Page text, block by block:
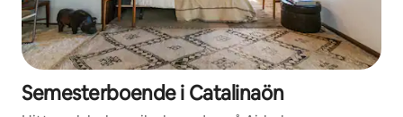
Semesterboende i Catalinaön